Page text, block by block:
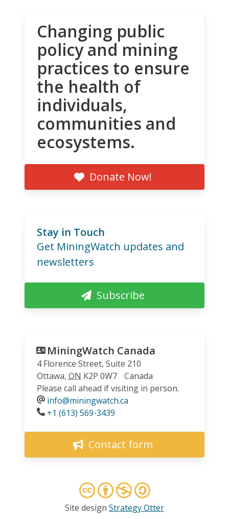
Changing public
policy and mining
practices to ensure
the health of
individuals,
communities and
ecosystems.
Donate Now!
Stay in Touch
Get MiningWatch updates and
newsletters
Subscribe
MiningWatch Canada
4 Florence Street, Suite 210
Ottawa, ON K2P 0W7
Canada
Please call ahead if visiting in person.
info@miningwatch.ca
Phone
+1 (613) 569-3439
Contact form
Site design Strategy Otter